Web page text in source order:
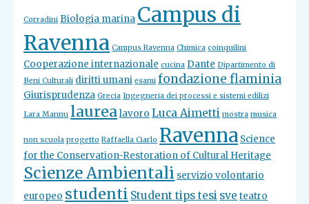
Corradini Biologia marina Campus di
Ravenna Campus Ravenna Chimica coinquilini
Cooperazione internazionale cucina Dante Dipartimento di
Beni Culturali diritti umani esami fondazione flaminia
Giurisprudenza Grecia Ingegneria dei processi e sistemi edilizi
Lara Mannu laurealavoro Luca Aimetti mostra musica
non scuola progetto Raffaella Ciarlo Ravenna Science
for the Conservation-Restoration of Cultural Heritage
Scienze Ambientali servizio volontario
europeo studenti Student tips tesi sve teatro